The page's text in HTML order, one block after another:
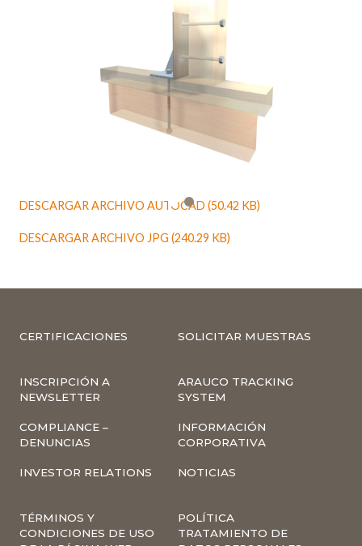
DESCARGAR ARCHIVO AUTOCAD (50.42 KB)
DESCARGAR ARCHIVO JPG (240.29 KB)
CERTIFICACIONES SOLICITAR MUESTRAS
INSCRIPCIÓN A
NEWSLETTER
ARAUCO TRACKING
SYSTEM
COMPLIANCE –
DENUNCIAS
INFORMACIÓN
CORPORATIVA
INVESTOR RELATIONS NOTICIAS
TÉRMINOS Y
CONDICIONES DE USO
POLÍTICA
TRATAMIENTO DE